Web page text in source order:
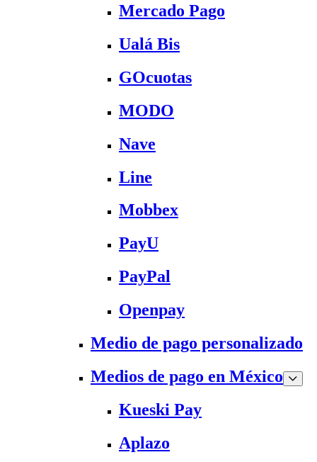
Mercado Pago
Ualá Bis
GOcuotas
MODO
Nave
Line
Mobbex
PayU
PayPal
Openpay
Medio de pago personalizado
Medios de pago en México
Kueski Pay
Aplazo